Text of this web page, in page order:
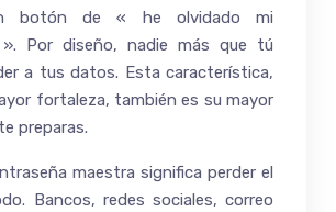
botón de « he olvidado mi
». Por diseño, nadie más que tú
a tus datos. Esta característica,
fortaleza, también es su mayor
preparas.
maestra significa perder el
Bancos, redes sociales, correo